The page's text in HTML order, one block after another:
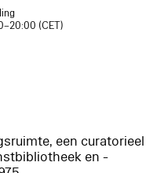
(CET)
een curatorieel
en -